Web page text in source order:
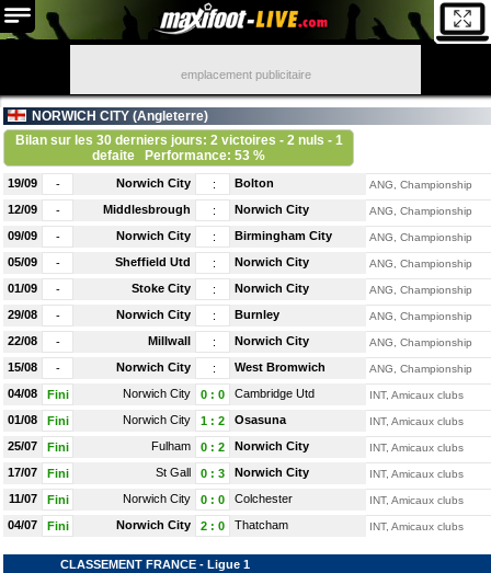
emplacement publicitaire
NORWICH CITY (Angleterre)
Bilan sur les 30 derniers jours: 2 victoires - 2 nuls - 1
defaite
Performance: 53 %
19/09 - Norwich City : Bolton ANG, Championship
12/09 - Middlesbrough : Norwich City ANG, Championship
09/09 - Norwich City : Birmingham City ANG, Championship
05/09 - Sheffield Utd : Norwich City ANG, Championship
01/09 - Stoke City : Norwich City ANG, Championship
29/08 - Norwich City : Burnley ANG, Championship
22/08 - Millwall : Norwich City ANG, Championship
15/08 - Norwich City : West Bromwich ANG, Championship
04/08 Fini Norwich City 0 : 0 Cambridge Utd INT, Amicaux clubs
01/08 Fini Norwich City 1 : 2 Osasuna INT, Amicaux clubs
25/07 Fini Fulham 0 : 2 Norwich City INT, Amicaux clubs
17/07 Fini St Gall 0 : 3 Norwich City INT, Amicaux clubs
11/07 Fini Norwich City 0 : 0 Colchester INT, Amicaux clubs
04/07 Fini Norwich City 2 : 0 Thatcham INT, Amicaux clubs
CLASSEMENT FRANCE - Ligue 1